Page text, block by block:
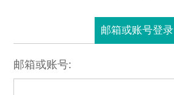
邮箱或账号登录
邮箱或账号: